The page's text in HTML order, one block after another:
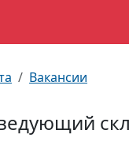
Вакансии